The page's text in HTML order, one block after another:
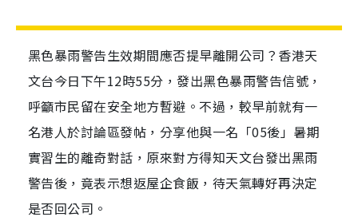
黑色暴雨警告生效期間應否提早離開公司？香港天
文台今日下午12時55分，發出黑色暴雨警告信號，
呼籲市民留在安全地方暫避。不過，較早前就有一
名港人於討論區發帖，分享他與一名「05後」暑期
實習生的離奇對話，原來對方得知天文台發出黑雨
警告後，竟表示想返屋企食飯，待天氣轉好再決定
是否回公司。